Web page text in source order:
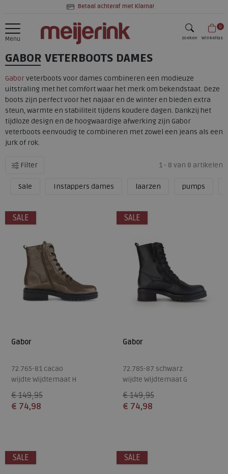
Betaal achteraf met Klarna!
Menu zoeken
0
Winkeltas
GABOR VETERBOOTS DAMES
Gaborveterboots voor dames combineren een modieuze
uitstraling met het comfort waar het merk om bekendstaat. Deze
boots zijn perfect voor het najaar en de winter en bieden extra
steun, warmte en stabiliteit tijdens koudere dagen. Dankzij het
tijdloze design en de hoogwaardige afwerking zijn Gabor
veterboots eenvoudig te combineren met zowel een jeans als een
jurk of rok.
Filter 1 - 8 van 8 artikelen
Sale Instappers dames laarzen pumps
SALE
Gabor
72.765-81 cacao
wijdte Wijdtemaat H
€ 149,95
€ 74,98
SALE
Gabor
72.785-87 schwarz
wijdte Wijdtemaat G
€ 149,95
€ 74,98
SALE SALE